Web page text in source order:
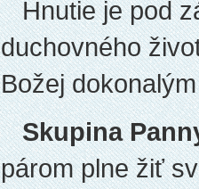
Hnutie je pod
duchovného
Božej
Skupina
párom plne žiť